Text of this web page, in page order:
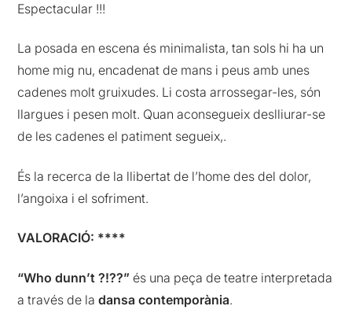
Espectacular !!!
La posada en escena és minimalista, tan sols hi ha un
home mig nu, encadenat de mans i peus amb unes
cadenes molt gruixudes. Li costa arrossegar-les, són
llargues i pesen molt. Quan aconsegueix deslliurar-se
de les cadenes el patiment segueix,.
És la recerca de la llibertat de l’home des del dolor,
l’angoixa i el sofriment.
VALORACIÓ: ****
“Who dunn’t ?!??” és una peça de teatre interpretada
a través de ladansa contemporània.